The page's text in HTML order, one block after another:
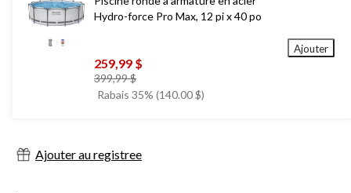
Hydro-force Pro Max, 12 pi x 40 po
259,99 $
399,99 $prix
était
Rabais 35% (140.00 $)
Ajouter
Ajouter au registree